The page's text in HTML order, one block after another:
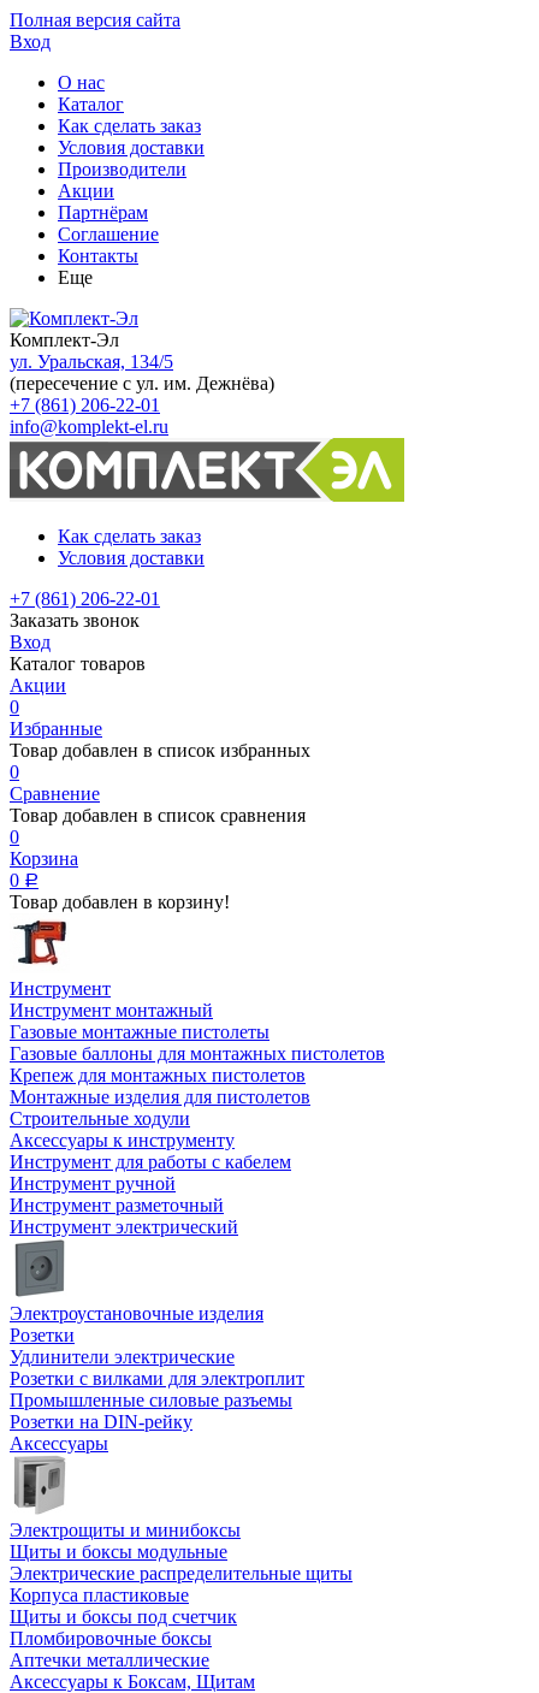
Полная версия сайта
Вход
О нас
Каталог
Как сделать заказ
Условия доставки
Производители
Акции
Партнёрам
Соглашение
Контакты
Еще
Комплект-Эл
ул. Уральская, 134/5
(пересечение с ул. им. Дежнёва)
+7 (861) 206-22-01
info@komplekt-el.ru
Как сделать заказ
Условия доставки
+7 (861) 206-22-01
Заказать звонок
Вход
Каталог товаров
Акции
0
Избранные
Товар добавлен в список избранных
0
Сравнение
Товар добавлен в список сравнения
0
Корзина
0 Р
Товар добавлен в корзину!
Инструмент
Инструмент монтажный
Газовые монтажные пистолеты
Газовые баллоны для монтажных пистолетов
Крепеж для монтажных пистолетов
Монтажные изделия для пистолетов
Строительные ходули
Аксессуары к инструменту
Инструмент для работы с кабелем
Инструмент ручной
Инструмент разметочный
Инструмент электрический
Электроустановочные изделия
Розетки
Удлинители электрические
Розетки с вилками для электроплит
Промышленные силовые разъемы
Розетки на DIN-рейку
Аксессуары
Электрощиты и минибоксы
Щиты и боксы модульные
Электрические распределительные щиты
Корпуса пластиковые
Щиты и боксы под счетчик
Пломбировочные боксы
Аптечки металлические
Аксессуары к Боксам, Щитам